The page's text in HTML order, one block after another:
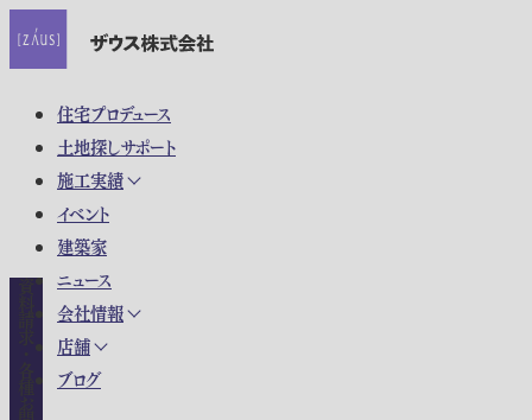
住宅プロデュース
土地探しサポート
施工実績
イベント
建築家
ニュース
会社情報
店舗
ブログ